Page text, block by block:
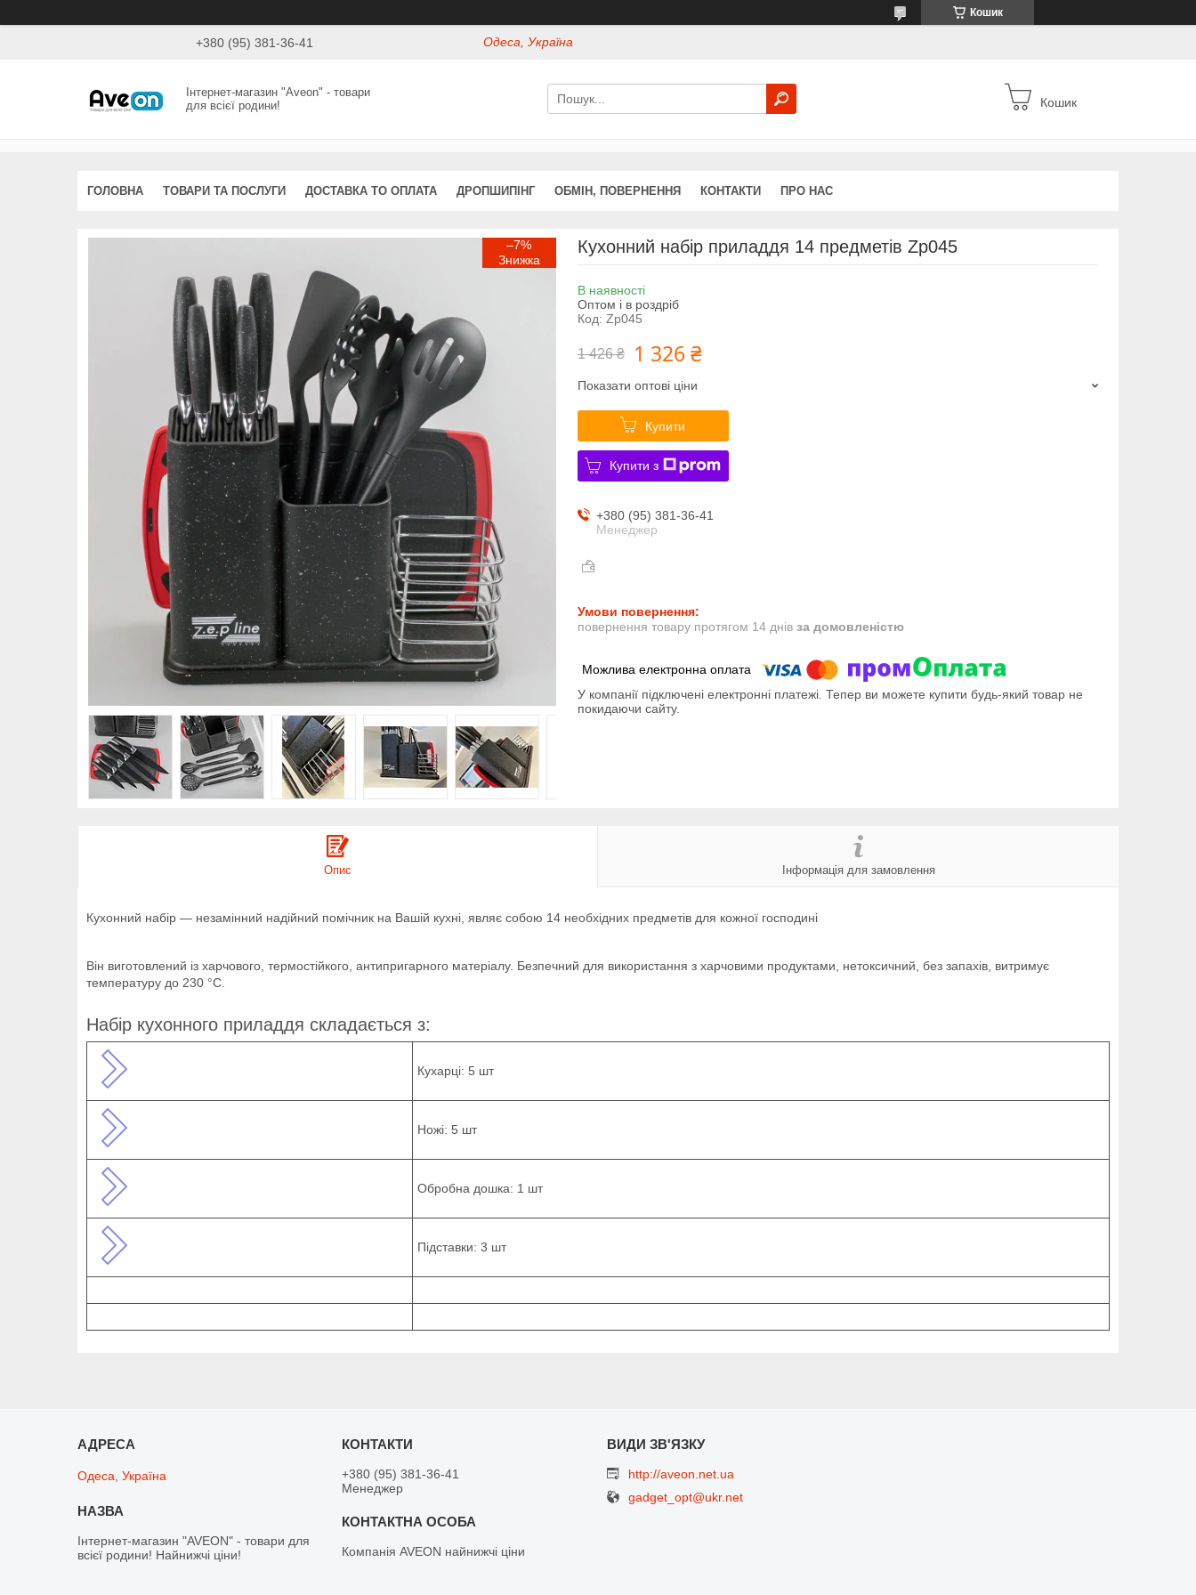
Кошик
+380 (95) 381-36-41 Одеса, Україна
Інтернет-магазин "Aveon" - товари
для всієї родини!
Кошик
ГОЛОВНА ТОВАРИ ТА ПОСЛУГИ ДОСТАВКА ТО ОПЛАТА ДРОПШИПІНГ ОБМІН, ПОВЕРНЕННЯ КОНТАКТИ ПРО НАС
–7% Кухонний набір приладдя 14 предметів Zp045
В наявності
Оптом і в роздріб
Код: Zp045
1 426 ₴ 1 326 ₴
Показати оптові ціни
Купити
Купити з
+380 (95) 381-36-41
Менеджер
повернення товару протягом 14 днів за домовленістю
У компанії підключені електронні платежі. Тепер ви можете купити будь-який товар не
покидаючи сайту.
Опис Інформація для замовлення
Кухонний набір — незамінний надійний помічник на Вашій кухні, являє собою 14 необхідних предметів для кожної господині
Він виготовлений із харчового, термостійкого, антипригарного матеріалу. Безпечний для використання з харчовими продуктами, нетоксичний, без запахів, витримує
температуру до 230 °C.
Набір кухонного приладдя складається з:
Кухарці: 5 шт
Ножі: 5 шт
Обробна дошка: 1 шт
Підставки: 3 шт
Одеса, Україна
Інтернет-магазин "AVEON" - товари для
всієї родини! Найнижчі ціни!
+380 (95) 381-36-41
Менеджер
Компанія AVEON найнижчі ціни
http://aveon.net.ua
gadget_opt@ukr.net